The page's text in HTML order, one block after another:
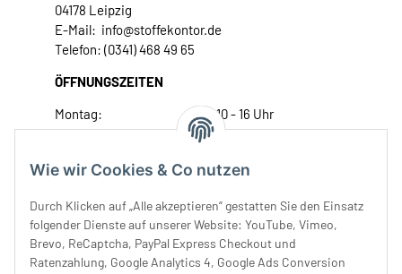
Wie wir Cookies & Co nutzen
Durch Klicken auf „Alle akzeptieren“ gestatten Sie den Einsatz
folgender Dienste auf unserer Website: YouTube, Vimeo,
Brevo, ReCaptcha, PayPal Express Checkout und
Ratenzahlung, Google Analytics 4, Google Ads Conversion
04178 Leipzig
E-Mail: info@stoffekontor.de
Telefon: (0341) 468 49 65
ÖFFNUNGSZEITEN
Montag:
10 - 16 Uhr
Dienstag:
10 - 16 Uhr
Donnerstag:
10 - 18 Uhr
Samstag:
10 - 14 Uhr
Unser Service